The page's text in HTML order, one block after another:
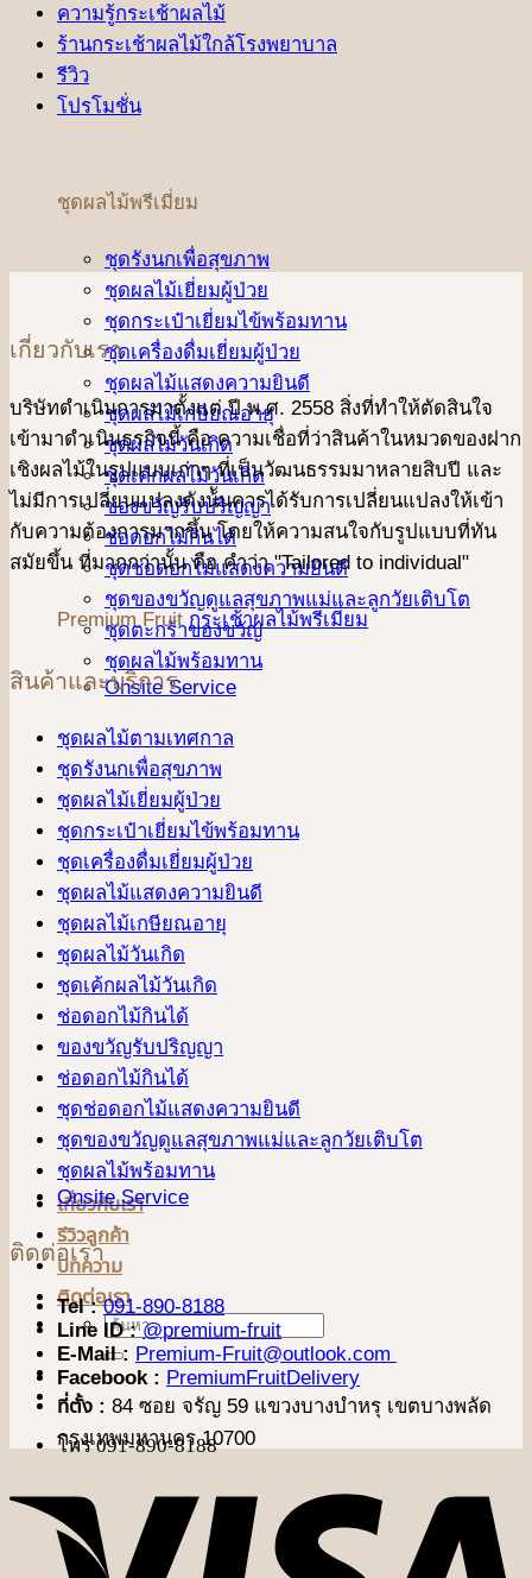
ชุดผลไม้พรีเมี่ยม
ชุดรังนกเพื่อสุขภาพ
ชุดผลไม้เยี่ยมผู้ป่วย
ชุดกระเป๋าเยี่ยมไข้พร้อมทาน
ชุดเครื่องดื่มเยี่ยมผู้ป่วย
ชุดผลไม้แสดงความยินดี
ชุดผลไม้เกษียณอายุ
ชุดผลไม้วันเกิด
ชุดเค้กผลไม้วันเกิด
ของขวัญรับปริญญา
ช่อดอกไม้กินได้
ชุดช่อดอกไม้แสดงความยินดี
ชุดของขวัญดูแลสุขภาพแม่และลูกวัยเติบโต
ชุดตะกร้าของขวัญ
ชุดผลไม้พร้อมทาน
Onsite Service
เกี่ยวกับเรา
รีวิวลูกค้า
บทความ
ติดต่อเรา
ค้นหา:
โทร 091-890-8188
ความรู้กระเช้าผลไม้
ร้านกระเช้าผลไม้ใกล้โรงพยาบาล
รีวิว
โปรโมชั่น
เกี่ยวกับเรา
บริษัทดําเนินการมาตั้งแต่ ปี พ.ศ. 2558 สิ่งที่ทำให้ตัดสินใจ
เข้ามาดําเนินธุรกิจนี้ คือ ความเชื่อที่ว่าสินค้าในหมวดของฝาก
เชิงผลไม้ในรูปแบบเก่าๆ ที่เป็นวัฒนธรรมมาหลายสิบปี และ
ไม่มีการเปลี่ยนแปลงดังน้ันควรได้รับการเปลี่ยนแปลงให้เข้า
กับความต้องการมากขึ้น โดยให้ความสนใจกับรูปแบบที่ทัน
สมัยขึ้น ที่มากกว่านั้น คือ คําว่า "Tailored to individual"
Premium Fruit กระเช้าผลไม้พรีเมี่ยม
สินค้าและบริการ
ชุดผลไม้ตามเทศกาล
ชุดรังนกเพื่อสุขภาพ
ชุดผลไม้เยี่ยมผู้ป่วย
ชุดกระเป๋าเยี่ยมไข้พร้อมทาน
ชุดเครื่องดื่มเยี่ยมผู้ป่วย
ชุดผลไม้แสดงความยินดี
ชุดผลไม้เกษียณอายุ
ชุดผลไม้วันเกิด
ชุดเค้กผลไม้วันเกิด
ช่อดอกไม้กินได้
ของขวัญรับปริญญา
ช่อดอกไม้กินได้
ชุดช่อดอกไม้แสดงความยินดี
ชุดของขวัญดูแลสุขภาพแม่และลูกวัยเติบโต
ชุดผลไม้พร้อมทาน
Onsite Service
ติดต่อเรา
Tel : 091-890-8188
Line ID : @premium-fruit
E-Mail : Premium-Fruit@outlook.com
Facebook : PremiumFruitDelivery
ที่ตั้ง : 84 ซอย จรัญ 59 แขวงบางบำหรุ เขตบางพลัด
กรุงเทพมหานคร 10700